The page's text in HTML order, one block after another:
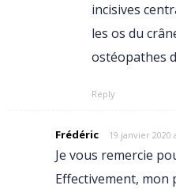
incisives
les os du
ostéopathes
Reply
Frédéric 19 janvier 2020
Je vous remercie
Effectivement, mon